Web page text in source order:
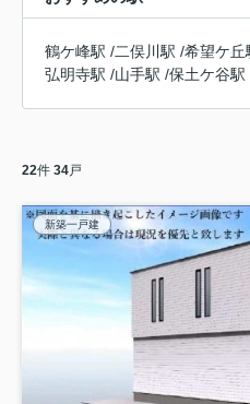
鶴ケ峰駅 /二俣川駅 /希望ケ丘
弘明寺駅 /山手駅 /保土ケ谷駅
22件 34戸
新築一戸建